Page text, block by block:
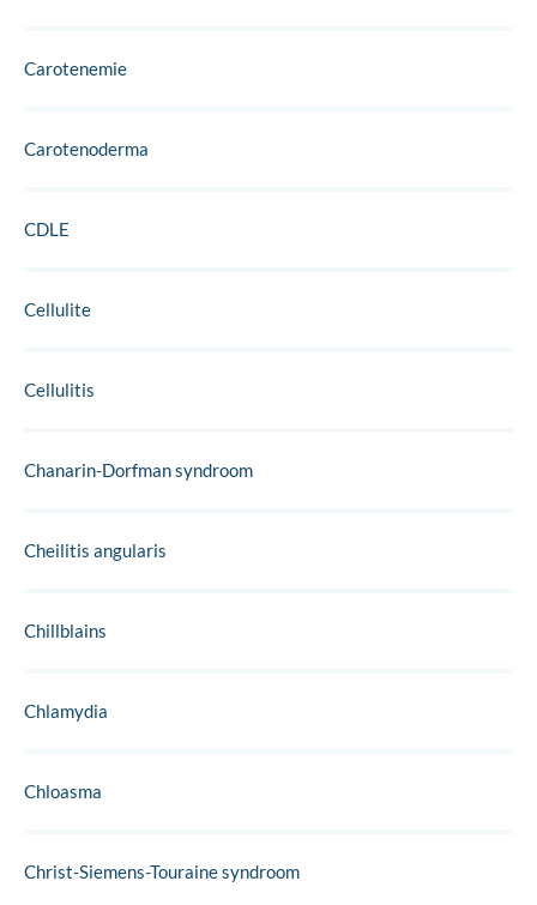
Carotenemie
Carotenoderma
CDLE
Cellulite
Cellulitis
Chanarin-Dorfman syndroom
Cheilitis angularis
Chillblains
Chlamydia
Chloasma
Christ-Siemens-Touraine syndroom